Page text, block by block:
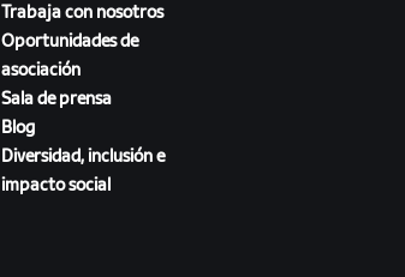
Trabaja con nosotros
Oportunidades de
asociación
Sala de prensa
Blog
Diversidad, inclusión e
impacto social